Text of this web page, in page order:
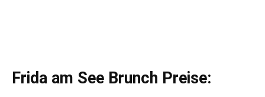
Frida am See Brunch Preise: